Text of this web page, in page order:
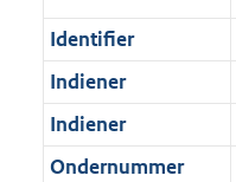
Identifier
Indiener
Indiener
Ondernummer